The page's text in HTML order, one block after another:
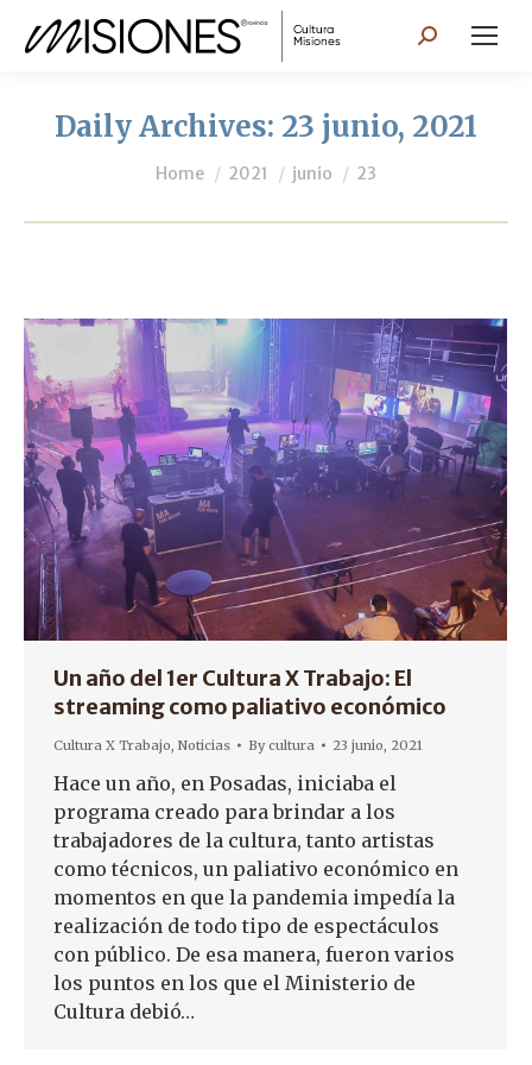
Search:
Daily Archives: 23 junio, 2021
You are here:
Home 2021 junio 23
Un año del 1er Cultura X Trabajo: El
streaming como paliativo económico
Cultura X Trabajo, Noticias Bycultura 23 junio, 2021
Hace un año, en Posadas, iniciaba el
programa creado para brindar a los
trabajadores de la cultura, tanto artistas
como técnicos, un paliativo económico en
momentos en que la pandemia impedía la
realización de todo tipo de espectáculos
con público. De esa manera, fueron varios
los puntos en los que el Ministerio de
Cultura debió…